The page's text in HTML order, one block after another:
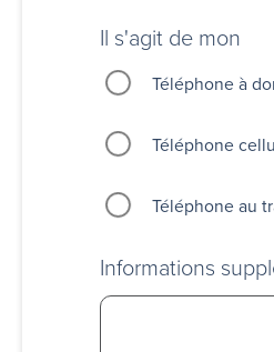
Il s'agit de mon
Téléphone à
Téléphone
Téléphone au
Informations